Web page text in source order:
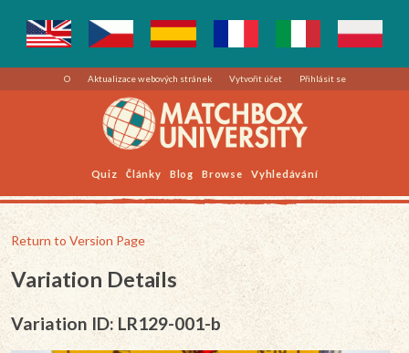
O Aktualizace webových stránek Vytvořit účet Přihlásit se
Quiz Články Blog Browse Vyhledávání
Return to Version Page
Variation Details
Variation ID: LR129-001-b